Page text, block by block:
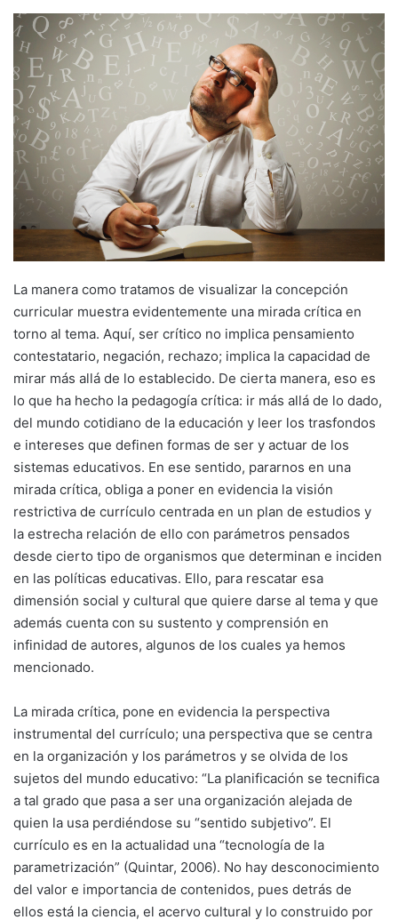
La manera como tratamos de visualizar la concepción
curricular muestra evidentemente una mirada crítica en
torno al tema. Aquí, ser crítico no implica pensamiento
contestatario, negación, rechazo; implica la capacidad de
mirar más allá de lo establecido. De cierta manera, eso es
lo que ha hecho la pedagogía crítica: ir más allá de lo dado,
del mundo cotidiano de la educación y leer los trasfondos
e intereses que definen formas de ser y actuar de los
sistemas educativos. En ese sentido, pararnos en una
mirada crítica, obliga a poner en evidencia la visión
restrictiva de currículo centrada en un plan de estudios y
la estrecha relación de ello con parámetros pensados
desde cierto tipo de organismos que determinan e inciden
en las políticas educativas. Ello, para rescatar esa
dimensión social y cultural que quiere darse al tema y que
además cuenta con su sustento y comprensión en
infinidad de autores, algunos de los cuales ya hemos
mencionado.
La mirada crítica, pone en evidencia la perspectiva
instrumental del currículo; una perspectiva que se centra
en la organización y los parámetros y se olvida de los
sujetos del mundo educativo: “La planificación se tecnifica
a tal grado que pasa a ser una organización alejada de
quien la usa perdiéndose su “sentido subjetivo”. El
currículo es en la actualidad una “tecnología de la
parametrización” (Quintar, 2006). No hay desconocimiento
del valor e importancia de contenidos, pues detrás de
ellos está la ciencia, el acervo cultural y lo construido por